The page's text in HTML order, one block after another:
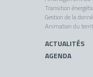
Transition
Gestion de la
Animation du
ACTUALITÉS
AGENDA